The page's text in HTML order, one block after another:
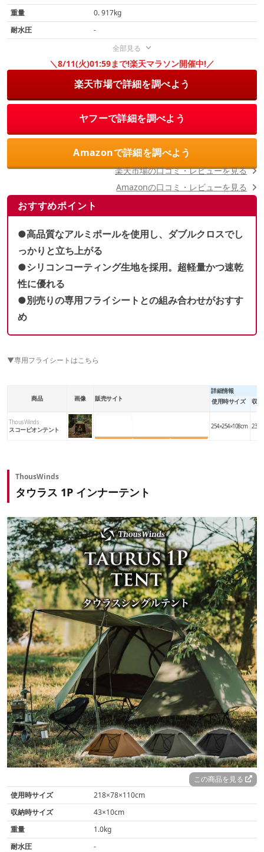
重量
0. 917kg
耐水圧
-
全部見る
＼8/11(火)01:59まで!楽天マラソン開催中!／
楽天市場で詳細を調べよう
ヤフーで詳細を調べよう
Amazonで詳細を調べよう
おすすめポイント
●高品質なアルミポールを使用し、ダブルクロスでし
っかりと立ち上がる
●シリコンコーティング生地を採用。超軽量かつ速乾
性に優れる
●別売りの専用フライシートとの組み合わせがおすす
め
楽天市場の口コミ・レビューを見る
Amazonの口コミ・レビューを見る
▼専用フライシートはこちら
商品 画像 販売サイト
詳細情報
使用時サイズ
収
ThousWinds
スコーピオンテント
254×254×108cm
ThousWinds
タウラス 1P インナーテント
この商品を見る
使用時サイズ
218×78×110cm
収納時サイズ
43×10cm
重量
1.0kg
耐水圧
-